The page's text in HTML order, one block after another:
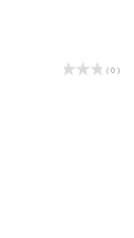
( 0 )